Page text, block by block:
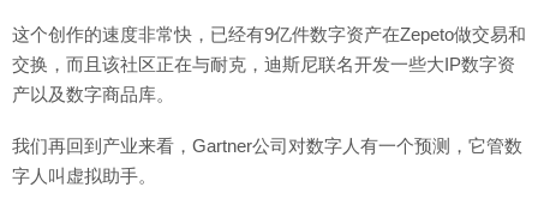
这个创作的速度非常快，已经有9亿件数字资产在Zepeto做交易和
交换，而且该社区正在与耐克，迪斯尼联名开发一些大IP数字资
产以及数字商品库。
我们再回到产业来看，Gartner公司对数字人有一个预测，它管数
字人叫虚拟助手。